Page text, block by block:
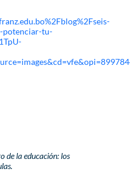
potenciar-tu-
de la educación: los